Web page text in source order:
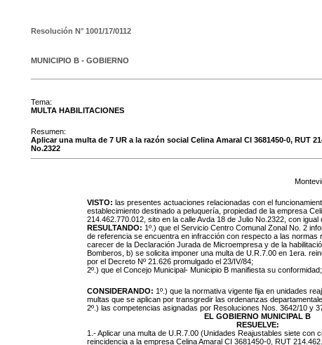
Resolución N° 1001/17/0112
MUNICIPIO B - GOBIERNO
Tema:
MULTA HABILITACIONES
Resumen:
Aplicar una multa de 7 UR a la razón social Celina Amaral CI 3681450-0, RUT
No.2322
VISTO: las presentes actuaciones relacionadas con el
establecimiento destinado a peluquería, propiedad de la empresa
214.462.770.012, sito en la calle Avda 18 de Julio No.2322, con igual
RESULTANDO: 1º.) que el Servicio Centro Comunal Zonal No. 2
de referencia se encuentra en infracción con respecto a las normas
carecer de la Declaración Jurada de Microempresa y de la
Bomberos, b) se solicita imponer una multa de U.R.7.00 en 1era.
por el Decreto Nº 21.626 promulgado el 23/IV/84;
2º.) que el Concejo Municipal- Municipio B manifiesta su conformidad;
CONSIDERANDO: 1º.) que la normativa vigente fija en unidades
multas que se aplican por transgredir las ordenanzas
2º.) las competencias asignadas por Resoluciones Nos. 3642/10 y
EL GOBIERNO MUNICIPAL B
RESUELVE:
1.- Aplicar una multa de U.R.7.00 (Unidades Reajustables siete con
reincidencia a la empresa Celina Amaral CI 3681450-0, RUT